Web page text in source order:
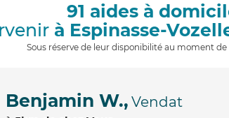
91 aides à
à Espinasse-
Sous réserve de leur disponibilité au moment
Benjamin W., Vendat